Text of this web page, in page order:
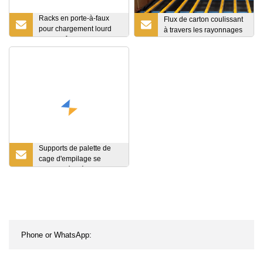
Racks en porte-à-faux
pour chargement lourd
d'entrepôt
Flux de carton coulissant
à travers les rayonnages
Supports de palette de
cage d'empilage se
pliants d'étagère de petit